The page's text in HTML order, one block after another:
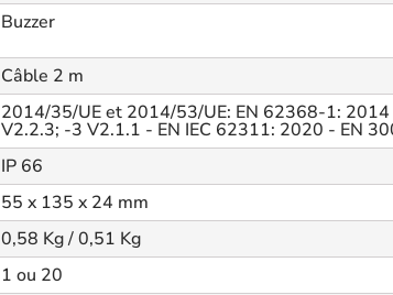
Buzzer
Câble 2 m
2014/35/UE et 2014/53/UE: EN 62368-1:
V2.2.3; -3 V2.1.1 - EN IEC 62311: 2020 - EN
IP 66
55 x 135 x 24 mm
0,58 Kg / 0,51 Kg
1 ou 20